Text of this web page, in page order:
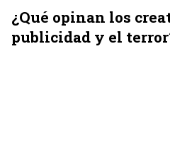
¿Qué opinan los
publicidad y el